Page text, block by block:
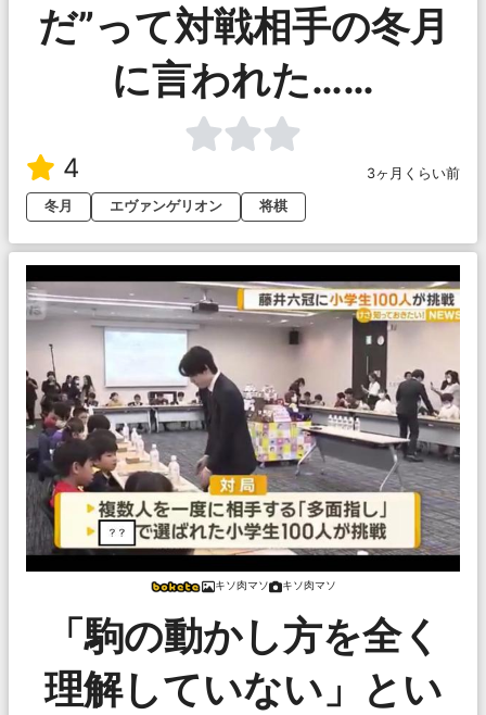
だ”って対戦相手の冬月
に言われた……
4
3ヶ月くらい前
冬月
エヴァンゲリオン 将棋
キソ肉マソ キソ肉マソ
「駒の動かし方を全く
理解していない」とい